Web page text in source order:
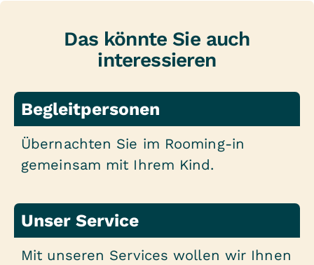
Das könnte Sie auch
interessieren
Begleitpersonen
Übernachten Sie im Rooming-in
gemeinsam mit Ihrem Kind.
Unser Service
Mit unseren Services wollen wir Ihnen